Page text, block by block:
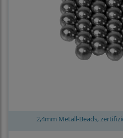
2,4mm Metall-Beads,